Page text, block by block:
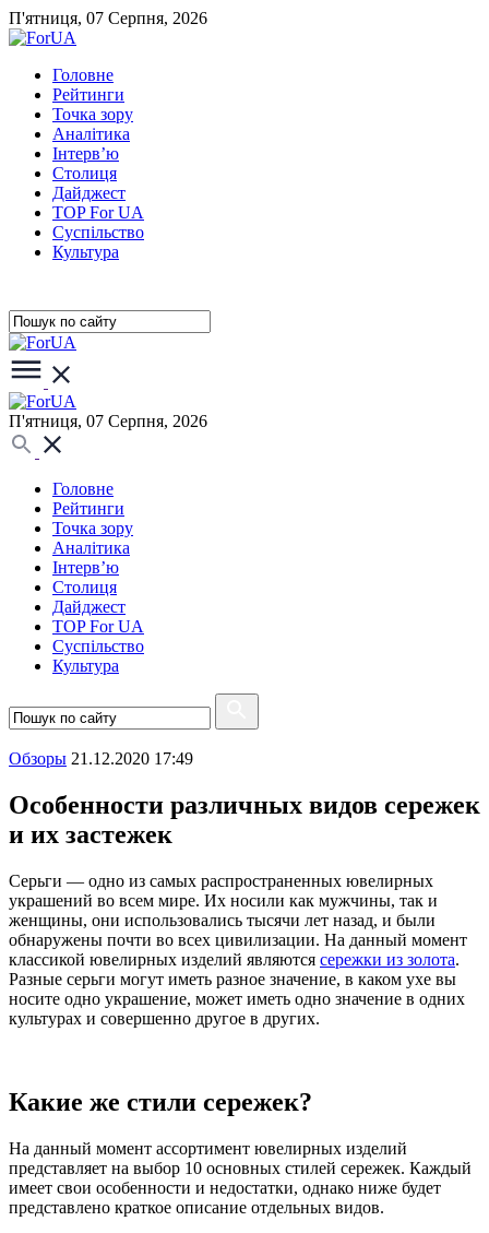
П'ятниця, 07 Серпня, 2026
Головне
Рейтинги
Точка зору
Аналітика
Інтерв’ю
Столиця
Дайджест
TOP For UA
Суспiльство
Культура
П'ятниця, 07 Серпня, 2026
Головне
Рейтинги
Точка зору
Аналітика
Інтерв’ю
Столиця
Дайджест
TOP For UA
Суспiльство
Культура
Обзоры 21.12.2020 17:49
Особенности различных видов сережек
и их застежек
Серьги — одно из самых распространенных ювелирных
украшений во всем мире. Их носили как мужчины, так и
женщины, они использовались тысячи лет назад, и были
обнаружены почти во всех цивилизации. На данный момент
классикой ювелирных изделий являются сережки из золота.
Разные серьги могут иметь разное значение, в каком ухе вы
носите одно украшение, может иметь одно значение в одних
культурах и совершенно другое в других.
Какие же стили сережек?
На данный момент ассортимент ювелирных изделий
представляет на выбор 10 основных стилей сережек. Каждый
имеет свои особенности и недостатки, однако ниже будет
представлено краткое описание отдельных видов.